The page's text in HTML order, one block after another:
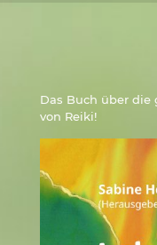
Das Buch über die
von Reiki!